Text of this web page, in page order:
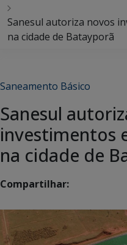
Sanesul autoriza novos
na cidade de Batayporã
Saneamento Básico
Sanesul
investimentos
na cidade de
Compartilhar: